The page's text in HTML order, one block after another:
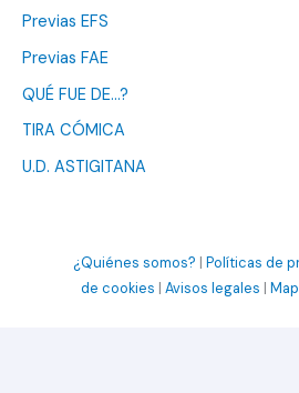
Previas EFS
Previas FAE
QUÉ FUE DE…?
TIRA CÓMICA
U.D. ASTIGITANA
¿Quiénes somos? | Políticas de
de cookies | Avisos legales |